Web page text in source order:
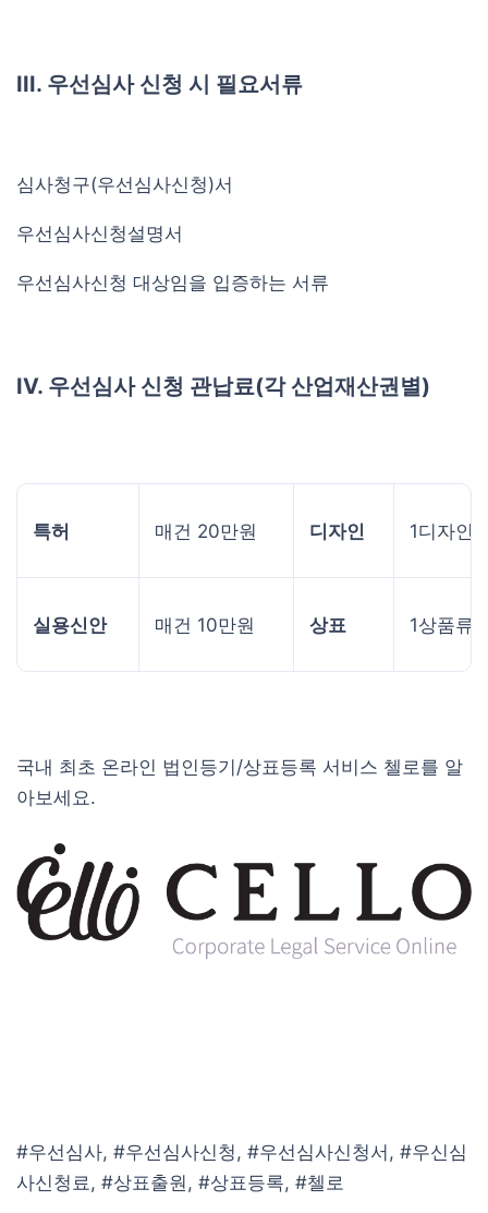
III. 우선심사 신청 시 필요서류
심사청구(우선심사신청)서
우선심사신청설명서
우선심사신청 대상임을 입증하는 서류
IV. 우선심사 신청 관납료(각 산업재산권별)
특허 매건 20만원 디자인 1디자인
실용신안 매건 10만원 상표 1상품류
국내 최초 온라인 법인등기/상표등록 서비스 첼로를 알
아보세요.
#우선심사, #우선심사신청, #우선심사신청서, #우신심
사신청료, #상표출원, #상표등록, #첼로